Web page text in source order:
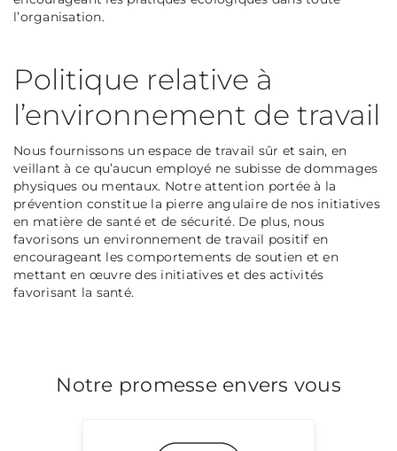
l’organisation.
Politique relative à
l’environnement de travail
Nous fournissons un espace de travail sûr et sain, en
veillant à ce qu’aucun employé ne subisse de dommages
physiques ou mentaux. Notre attention portée à la
prévention constitue la pierre angulaire de nos initiatives
en matière de santé et de sécurité. De plus, nous
favorisons un environnement de travail positif en
encourageant les comportements de soutien et en
mettant en œuvre des initiatives et des activités
favorisant la santé.
Notre promesse envers vous